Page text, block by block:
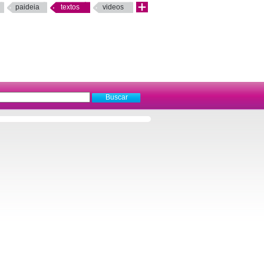
paideia textos videos